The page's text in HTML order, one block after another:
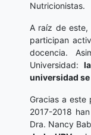
Nutricionistas.
A raíz de este,
participan
docencia.
Universidad:
universidad se
Gracias a este
2017-2018
Dra. Nancy